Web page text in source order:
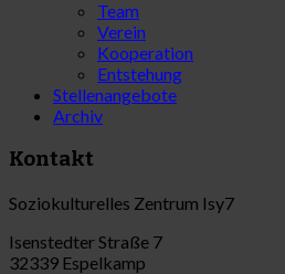
Team
Verein
Kooperation
Entstehung
Stellenangebote
Archiv
Kontakt
Soziokulturelles Zentrum Isy7
Isenstedter Straße 7
32339 Espelkamp